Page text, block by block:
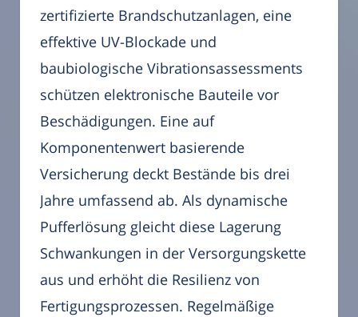
zertifizierte Brandschutzanlagen, eine
effektive UV-Blockade und
baubiologische Vibrationsassessments
schützen elektronische Bauteile vor
Beschädigungen. Eine auf
Komponentenwert basierende
Versicherung deckt Bestände bis drei
Jahre umfassend ab. Als dynamische
Pufferlösung gleicht diese Lagerung
Schwankungen in der Versorgungskette
aus und erhöht die Resilienz von
Fertigungsprozessen. Regelmäßige